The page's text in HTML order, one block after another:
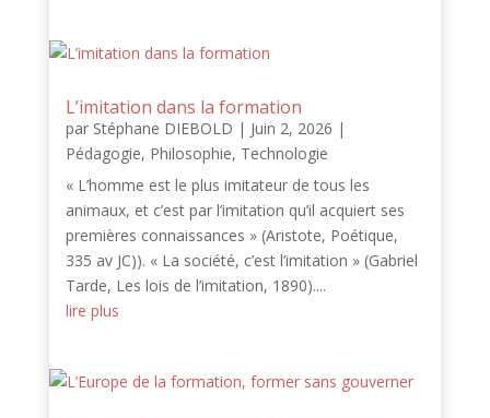
L’imitation dans la formation
par Stéphane DIEBOLD | Juin 2, 2026 |
Pédagogie, Philosophie, Technologie
« L’homme est le plus imitateur de tous les
animaux, et c’est par l’imitation qu’il acquiert ses
premières connaissances » (Aristote, Poétique,
335 av JC)). « La société, c’est l’imitation » (Gabriel
Tarde, Les lois de l’imitation, 1890)....
lire plus